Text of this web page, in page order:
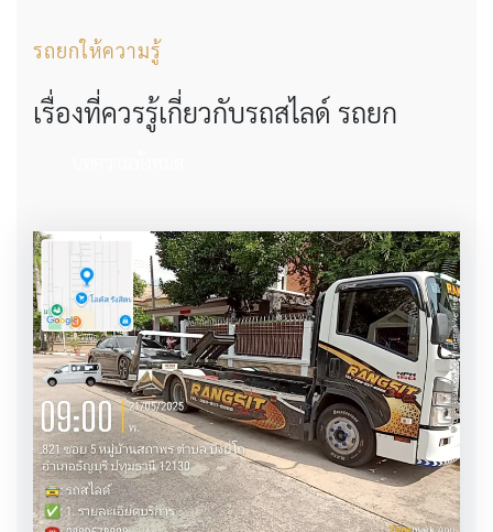
รถยกให้ความรู้
เรื่องที่ควรรู้เกี่ยวกับรถสไลด์ รถยก